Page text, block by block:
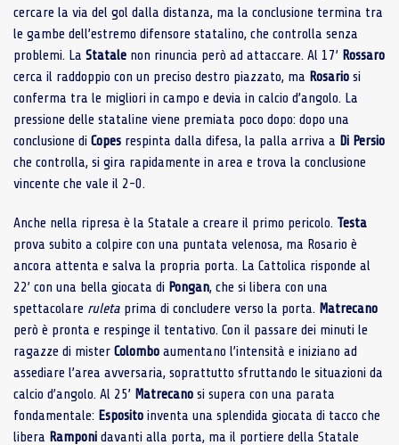
cercare la via del gol dalla distanza, ma la conclusione termina tra
le gambe dell’estremo difensore statalino, che controlla senza
problemi. La Statale non rinuncia però ad attaccare. Al 17’ Rossaro
cerca il raddoppio con un preciso destro piazzato, ma Rosario si
conferma tra le migliori in campo e devia in calcio d’angolo. La
pressione delle stataline viene premiata poco dopo: dopo una
conclusione di Copes respinta dalla difesa, la palla arriva a Di Persio
che controlla, si gira rapidamente in area e trova la conclusione
vincente che vale il 2-0.
Anche nella ripresa è la Statale a creare il primo pericolo. Testa
prova subito a colpire con una puntata velenosa, ma Rosario è
ancora attenta e salva la propria porta. La Cattolica risponde al
22’ con una bella giocata di Pongan, che si libera con una
spettacolare ruleta prima di concludere verso la porta. Matrecano
però è pronta e respinge il tentativo. Con il passare dei minuti le
ragazze di mister Colombo aumentano l’intensità e iniziano ad
assediare l’area avversaria, soprattutto sfruttando le situazioni da
calcio d’angolo. Al 25’ Matrecano si supera con una parata
fondamentale: Esposito inventa una splendida giocata di tacco che
libera Ramponi davanti alla porta, ma il portiere della Statale